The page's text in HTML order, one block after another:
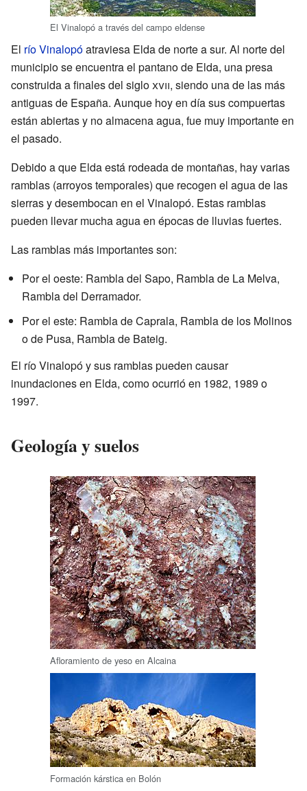
El Vinalopó a través del campo eldense
El río Vinalopóatraviesa Elda de norte a sur. Al norte del
municipio se encuentra el pantano de Elda, una presa
construida a finales del sigloxvii, siendo una de las más
antiguas de España. Aunque hoy en día sus compuertas
están abiertas y no almacena agua, fue muy importante en
el pasado.
Debido a que Elda está rodeada de montañas, hay varias
ramblas (arroyos temporales) que recogen el agua de las
sierras y desembocan en el Vinalopó. Estas ramblas
pueden llevar mucha agua en épocas de lluvias fuertes.
Las ramblas más importantes son:
Por el oeste: Rambla del Sapo, Rambla de La Melva,
Rambla del Derramador.
Por el este: Rambla de Caprala, Rambla de los Molinos
o de Pusa, Rambla de Bateig.
El río Vinalopó y sus ramblas pueden causar
inundaciones en Elda, como ocurrió en 1982, 1989 o
1997.
Geología y suelos
Afloramiento de yeso en Alcaina
Formación kárstica en Bolón